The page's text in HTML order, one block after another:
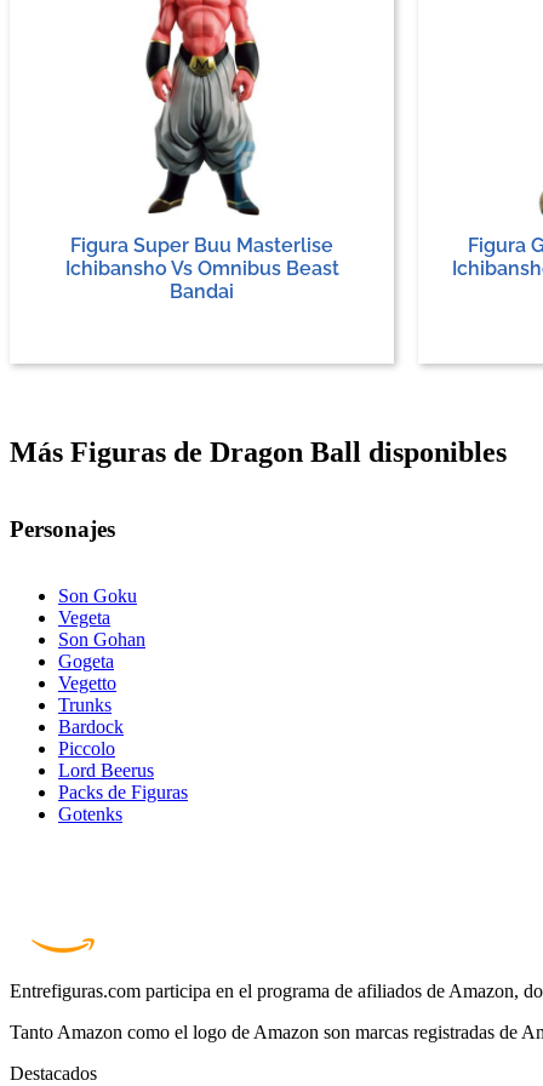
Figura Super Buu Masterlise
Ichibansho Vs Omnibus Beast
Bandai
Figura
Más Figuras de Dragon Ball disponibles
Personajes
Son Goku
Vegeta
Son Gohan
Gogeta
Vegetto
Trunks
Bardock
Piccolo
Lord Beerus
Packs de Figuras
Gotenks
Entrefiguras.com participa en el programa de afiliados de Amazon,
Tanto Amazon como el logo de Amazon son marcas registradas de
Destacados